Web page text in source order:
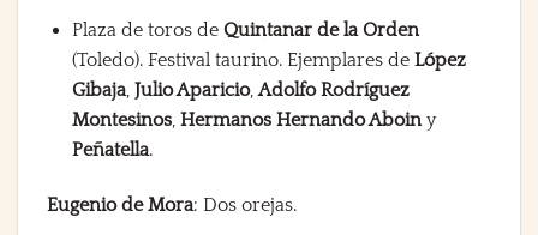
Plaza de toros de Quintanar de la Orden
(Toledo). Festival taurino. Ejemplares deLópez
Gibaja, Julio Aparicio,Adolfo Rodríguez
Montesinos, Hermanos Hernando Aboiny
Peñatella.
Eugenio de Mora: Dos orejas.